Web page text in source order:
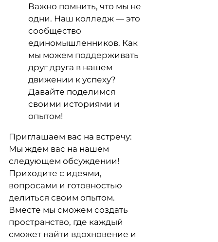
Важно помнить, что мы не
одни. Наш колледж — это
сообщество
единомышленников. Как
мы можем поддерживать
друг друга в нашем
движении к успеху?
Давайте поделимся
своими историями и
опытом!
Приглашаем вас на встречу:
Мы ждем вас на нашем
следующем обсуждении!
Приходите с идеями,
вопросами и готовностью
делиться своим опытом.
Вместе мы сможем создать
пространство, где каждый
сможет найти вдохновение и